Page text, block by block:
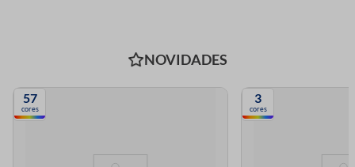
NOVIDADES
57
cores
3
cores